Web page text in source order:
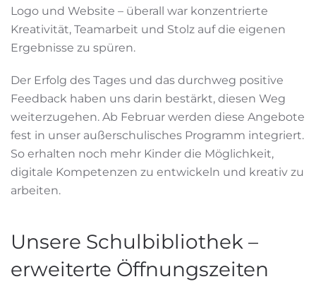
Logo und Website – überall war konzentrierte
Kreativität, Teamarbeit und Stolz auf die eigenen
Ergebnisse zu spüren.
Der Erfolg des Tages und das durchweg positive
Feedback haben uns darin bestärkt, diesen Weg
weiterzugehen. Ab Februar werden diese Angebote
fest in unser außerschulisches Programm integriert.
So erhalten noch mehr Kinder die Möglichkeit,
digitale Kompetenzen zu entwickeln und kreativ zu
arbeiten.
Unsere Schulbibliothek –
erweiterte Öffnungszeiten